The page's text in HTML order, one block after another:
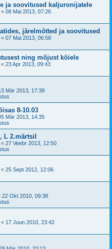
ja soovitused kaljuronijatele
« 08 Mai 2013, 07:26
järelmõtted ja soovitused
« 07 Mai 2013, 06:58
ning mõjust köiele
« 23 Apr 2013, 09:43
Mär 2013, 17:38
8-10.03
Mär 2013, 14:35
L 2.märtsil
« 27 Veebr 2013, 12:50
« 25 Sept 2012, 12:06
22 Okt 2010, 09:38
« 17 Juun 2010, 23:42